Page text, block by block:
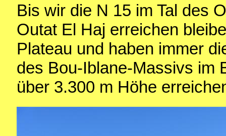
Bis wir die N 15 im Tal des
Outat El Haj erreichen
Plateau und haben immer
des Bou-Iblane-Massivs im
über 3.300 m Höhe